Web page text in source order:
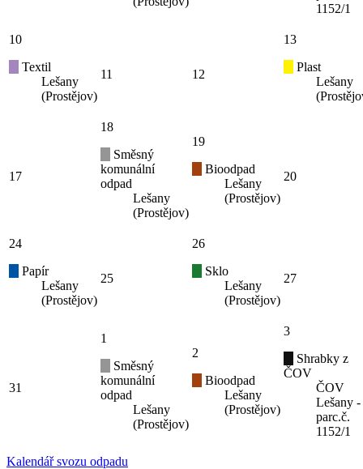
1152/1
10
Textil
Lešany
(Prostějov)
11 12
13
Plast
Lešany
17
18
Směsný
komunální
odpad
Lešany
(Prostějov)
19
Bioodpad
Lešany
(Prostějov)
20
24
Papír
Lešany
(Prostějov)
25
26
Sklo
Lešany
(Prostějov)
27
31
1
Směsný
komunální
odpad
Lešany
(Prostějov)
2
Bioodpad
Lešany
(Prostějov)
3
Shrabky z
ČOV
ČOV
Lešany -
parc.č.
1152/1
Kalendář svozu odpadu